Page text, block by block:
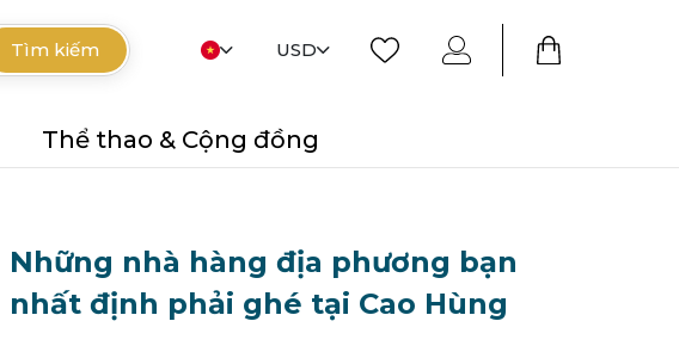
Tìm kiếm USD
Thể thao & Cộng đồng
Những nhà hàng địa phương bạn
nhất định phải ghé tại Cao Hùng